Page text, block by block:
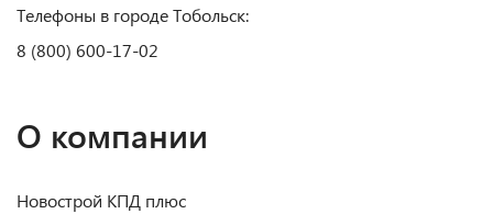
Телефоны в городе Тобольск:
8 (800) 600-17-02
О компании
Новострой КПД плюс